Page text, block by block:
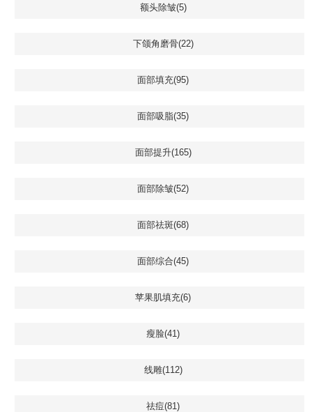
额头除皱(5)
下颌角磨骨(22)
面部填充(95)
面部吸脂(35)
面部提升(165)
面部除皱(52)
面部祛斑(68)
面部综合(45)
苹果肌填充(6)
瘦脸(41)
线雕(112)
祛痘(81)